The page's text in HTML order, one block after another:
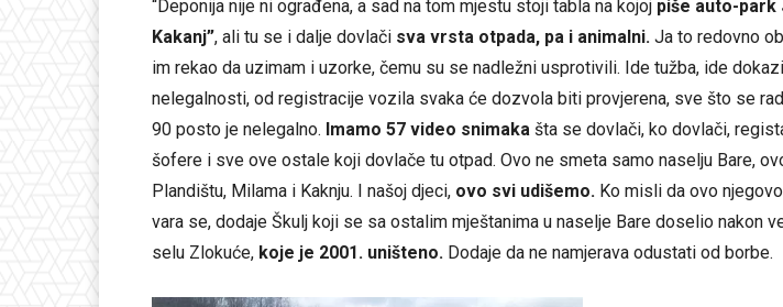
“Deponija nije ni ograđena, a sad na tom mjestu stoji tabla na kojoj piše auto-park
Kakanj”, ali tu se i dalje dovlači sva vrsta otpada, pa i animalni. Ja to redovno
im rekao da uzimam i uzorke, čemu su se nadležni usprotivili. Ide tužba, ide
nelegalnosti, od registracije vozila svaka će dozvola biti provjerena, sve što se
90 posto je nelegalno. Imamo 57 video snimaka šta se dovlači, ko dovlači,
šofere i sve ove ostale koji dovlače tu otpad. Ovo ne smeta samo naselju Bare,
Plandištu, Milama i Kaknju. I našoj djeci, ovo svi udišemo. Ko misli da ovo
vara se, dodaje Škulj koji se sa ostalim mještanima u naselje Bare doselio nakon
selu Zlokuće, koje je 2001. uništeno. Dodaje da ne namjerava odustati od borbe.